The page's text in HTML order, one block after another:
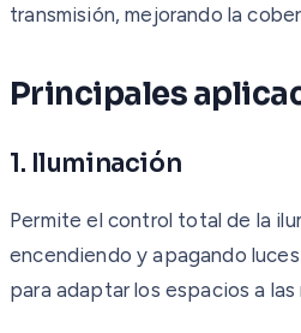
transmisión, mejorando la
Principales
1. Iluminación
Permite el control total de la
encendiendo y apagando
para adaptar los espacios a